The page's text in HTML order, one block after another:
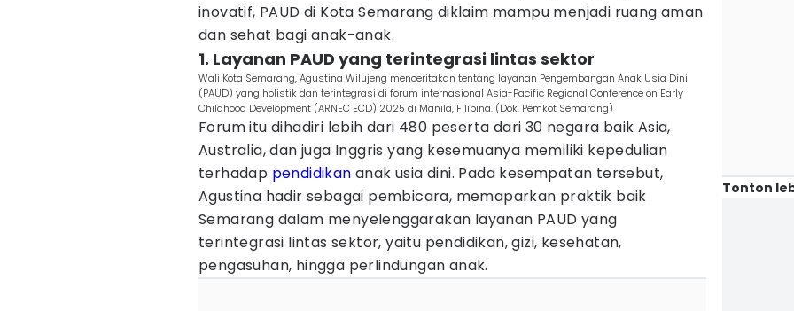
inovatif, PAUD di Kota Semarang diklaim mampu menjadi ruang aman
dan sehat bagi anak-anak.
1. Layanan PAUD yang terintegrasi lintas sektor
Wali Kota Semarang, Agustina Wilujeng menceritakan tentang layanan Pengembangan Anak Usia Dini
(PAUD) yang holistik dan terintegrasi di forum internasional Asia-Pacific Regional Conference on Early
Childhood Development (ARNEC ECD) 2025 di Manila, Filipina. (Dok. Pemkot Semarang)
Forum itu dihadiri lebih dari 480 peserta dari 30 negara baik Asia,
Australia, dan juga Inggris yang kesemuanya memiliki kepedulian
terhadap pendidikan anak usia dini. Pada kesempatan tersebut,
Agustina hadir sebagai pembicara, memaparkan praktik baik
Semarang dalam menyelenggarakan layanan PAUD yang
terintegrasi lintas sektor, yaitu pendidikan, gizi, kesehatan,
pengasuhan, hingga perlindungan anak.
Tonton